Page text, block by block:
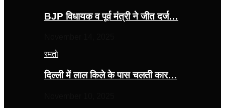
BJP विधायक व पूर्व मंत्री ने जीत दर्ज…
रमतो
दिल्ली में लाल किले के पास चलती कार…